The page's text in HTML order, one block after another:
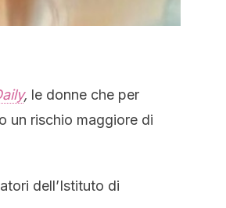
, le donne che per
un rischio maggiore di
dell’Istituto di